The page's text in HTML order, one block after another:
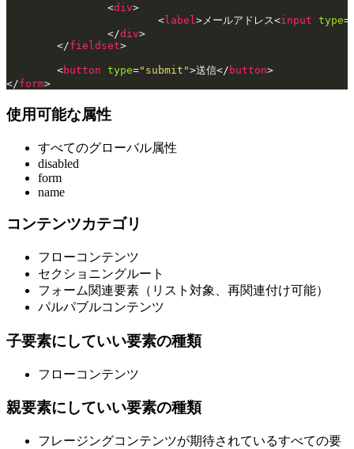
		<
div>
			<
label>メールアドレス<input type=
		</
div>
	</
fieldset>
	<
button type="submit">送信</ button>
</form>
使用可能な属性
すべてのグローバル属性
disabled
form
name
コンテンツカテゴリ
フローコンテンツ
セクショニングルート
フォーム関連要素（リスト対象、再関連付け可能）
パルパブルコンテンツ
子要素にしていい要素の種類
フローコンテンツ
親要素にしていい要素の種類
フレージングコンテンツが期待されているすべての要